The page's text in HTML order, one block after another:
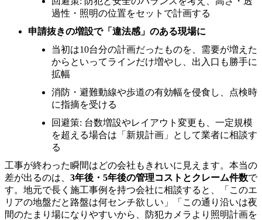
過性・照明の位置をセットで計画する
申請抜きの増設で「違法感」のある現場に
当初は10台分の計画だったものを、需要が増えた
からといってラインだけ増やし、出入口も勝手に
拡幅
消防・避難動線や歩道の有効幅を侵食し、点検時
に指摘を受ける
回避策: 台数増設やレイアウト変更も、一定規模
を超える場合は「新規計画」として業者に相談す
る
工事が終わった瞬間はどの会社もきれいに見えます。本当の
差が出るのは、 3年後・5年後の管理コストとクレーム件数で
す。地元で長く施工事例を持つ会社に相談すると、「このエ
リアの地盤だと路盤は何センチ欲しい」「この通り沿いは夜
間のたまり場になりやすいから、防犯カメラより照明計画を